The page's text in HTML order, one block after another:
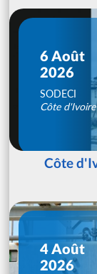
6 Août
2026
SODECI
Côte d'Ivoire
Côte
4 Août
2026